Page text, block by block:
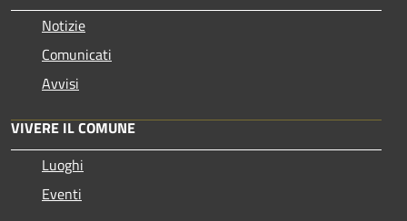
Notizie
Comunicati
Avvisi
VIVERE IL COMUNE
Luoghi
Eventi